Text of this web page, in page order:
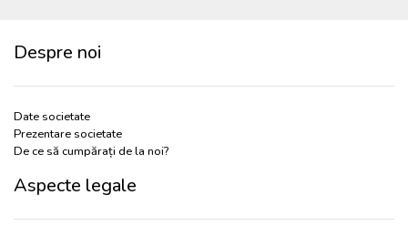
Despre noi
Date societate
Prezentare societate
De ce să cumpărați de la noi?
Aspecte legale